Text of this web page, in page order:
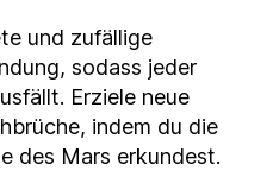
und zufällige
sodass jeder
Erziele neue
indem du die
des Mars erkundest.